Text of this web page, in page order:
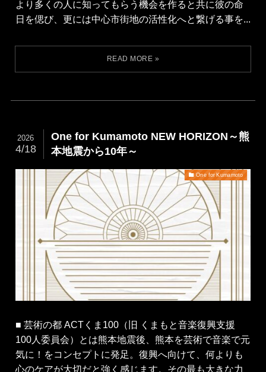
より多くの人に知ってもらう機会を作ると共に彼の命
日を偲び、更には中心市街地の活性化へと繋げる事を...
One for Kumamoto NEW HORIZON～熊
本地震から10年～
2026
4/18
One for Kumamoto
■ 芸術の都 ACTくま100（旧 くまもと音楽復興支援
100人委員会）とは熊本地震後、熊本を芸術で音楽で元
気に！をコンセプトに発足。復興へ向けて、何よりも
心のケアが大切だと強く感じます。その最も大きな力